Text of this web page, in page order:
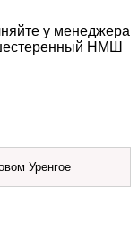
у менеджера
НМШ
Уренгое